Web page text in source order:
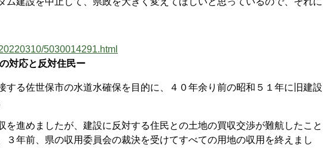
5030014291.html
対応と反対住民ー
る佐世保市の水道水確保を目的に、４０年余り前の昭和５１年に旧建設
進めましたが、建設に反対する住民との土地の買収交渉が難航したこと
３年前、県の収用委員会の裁決を受けてすべての用地の収用を終えまし